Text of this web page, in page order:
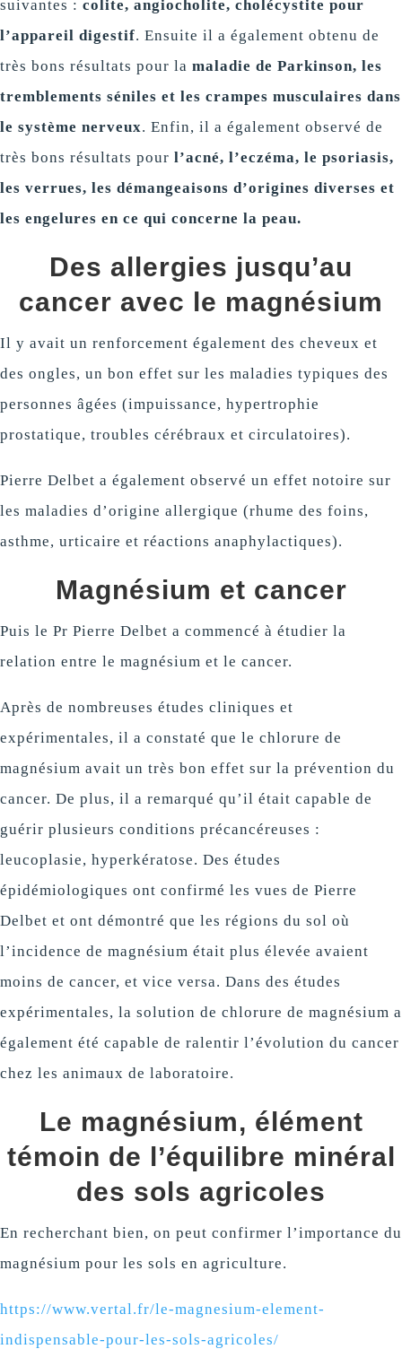
suivantes : colite, angiocholite, cholécystite pour
l’appareil digestif. Ensuite il a également obtenu de
très bons résultats pour la maladie de Parkinson, les
tremblements séniles et les crampes musculaires dans
le système nerveux. Enfin, il a également observé de
très bons résultats pour l’acné, l’eczéma, le psoriasis,
les verrues, les démangeaisons d’origines diverses et
les engelures en ce qui concerne la peau.
Des allergies jusqu’au
cancer avec le magnésium
Il y avait un renforcement également des cheveux et
des ongles, un bon effet sur les maladies typiques des
personnes âgées (impuissance, hypertrophie
prostatique, troubles cérébraux et circulatoires).
Pierre Delbet a également observé un effet notoire sur
les maladies d’origine allergique (rhume des foins,
asthme, urticaire et réactions anaphylactiques).
Magnésium et cancer
Puis le Pr Pierre Delbet a commencé à étudier la
relation entre le magnésium et le cancer.
Après de nombreuses études cliniques et
expérimentales, il a constaté que le chlorure de
magnésium avait un très bon effet sur la prévention du
cancer. De plus, il a remarqué qu’il était capable de
guérir plusieurs conditions précancéreuses :
leucoplasie, hyperkératose. Des études
épidémiologiques ont confirmé les vues de Pierre
Delbet et ont démontré que les régions du sol où
l’incidence de magnésium était plus élevée avaient
moins de cancer, et vice versa. Dans des études
expérimentales, la solution de chlorure de magnésium a
également été capable de ralentir l’évolution du cancer
chez les animaux de laboratoire.
Le magnésium, élément
témoin de l’équilibre minéral
des sols agricoles
En recherchant bien, on peut confirmer l’importance du
magnésium pour les sols en agriculture.
https://www.vertal.fr/le-magnesium-element-
indispensable-pour-les-sols-agricoles/